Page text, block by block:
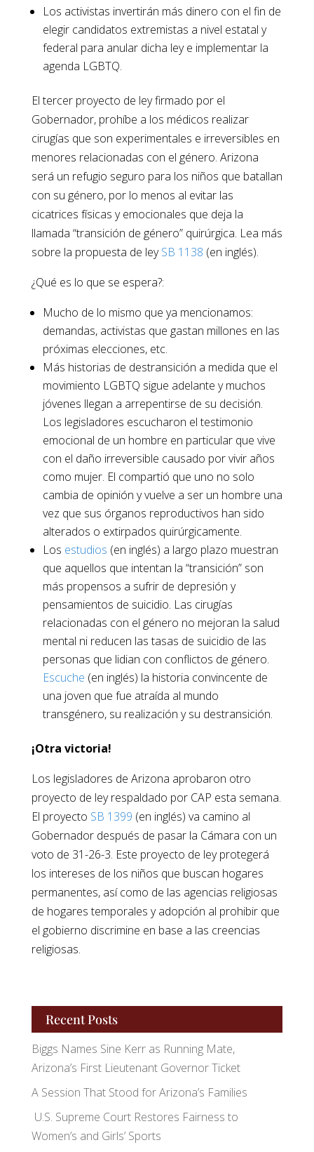
Los activistas invertirán más dinero con el fin de
elegir candidatos extremistas a nivel estatal y
federal para anular dicha ley e implementar la
agenda LGBTQ.
El tercer proyecto de ley firmado por el
Gobernador, prohíbe a los médicos realizar
cirugías que son experimentales e irreversibles en
menores relacionadas con el género. Arizona
será un refugio seguro para los niños que batallan
con su género, por lo menos al evitar las
cicatrices físicas y emocionales que deja la
llamada “transición de género” quirúrgica. Lea más
sobre la propuesta de leySB 1138 (en inglés).
¿Qué es lo que se espera?:
Mucho de lo mismo que ya mencionamos:
demandas, activistas que gastan millones en las
próximas elecciones, etc.
Más historias de destransición a medida que el
movimiento LGBTQ sigue adelante y muchos
jóvenes llegan a arrepentirse de su decisión.
Los legisladores escucharon el testimonio
emocional de un hombre en particular que vive
con el daño irreversible causado por vivir años
como mujer. El compartió que uno no solo
cambia de opinión y vuelve a ser un hombre una
vez que sus órganos reproductivos han sido
alterados o extirpados quirúrgicamente.
Los estudios (en inglés) a largo plazo muestran
que aquellos que intentan la “transición” son
más propensos a sufrir de depresión y
pensamientos de suicidio. Las cirugías
relacionadas con el género no mejoran la salud
mental ni reducen las tasas de suicidio de las
personas que lidian con conflictos de género.
Escuche (en inglés) la historia convincente de
una joven que fue atraída al mundo
transgénero, su realización y su destransición.
¡Otra victoria!
Los legisladores de Arizona aprobaron otro
proyecto de ley respaldado por CAP esta semana.
El proyecto SB 1399 (en inglés) va camino al
Gobernador después de pasar la Cámara con un
voto de 31-26-3. Este proyecto de ley protegerá
los intereses de los niños que buscan hogares
permanentes, así como de las agencias religiosas
de hogares temporales y adopción al prohibir que
el gobierno discrimine en base a las creencias
religiosas.
Recent Posts
Biggs Names Sine Kerr as Running Mate,
Arizona’s First Lieutenant Governor Ticket
A Session That Stood for Arizona’s Families
U.S. Supreme Court Restores Fairness to
Women’s and Girls’ Sports